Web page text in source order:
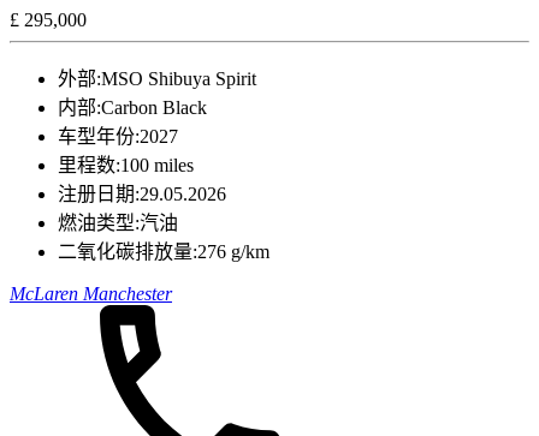
£ 295,000
外部:MSO Shibuya Spirit
内部:Carbon Black
车型年份:2027
里程数:100 miles
注册日期:29.05.2026
燃油类型:汽油
二氧化碳排放量:276 g/km
McLaren Manchester